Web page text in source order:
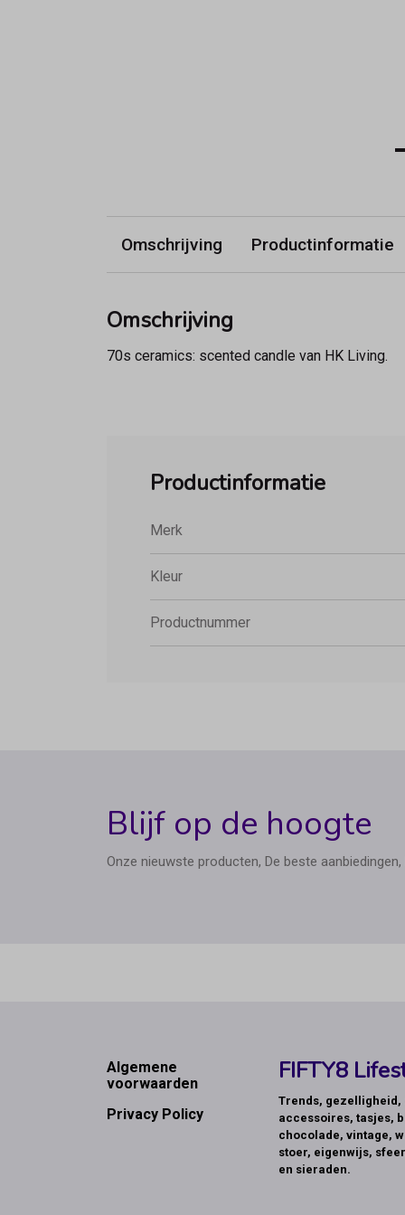
Omschrijving Productinformatie
Omschrijving
70s ceramics: scented candle van HK Living.
Productinformatie
Merk
Kleur
Productnummer
Blijf op de hoogte
Onze nieuwste producten, De beste
Footer
Algemene
voorwaarden
Privacy Policy
FIFTY8
Trends, gezelligheid,
accessoires, tasjes,
chocolade, vintage,
stoer, eigenwijs,
en sieraden.